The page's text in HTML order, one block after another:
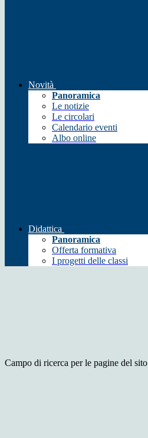
Novità
Panoramica
Le notizie
Le circolari
Calendario eventi
Albo online
Didattica
Panoramica
Offerta formativa
I progetti delle classi
Campo di ricerca per le pagine del sito